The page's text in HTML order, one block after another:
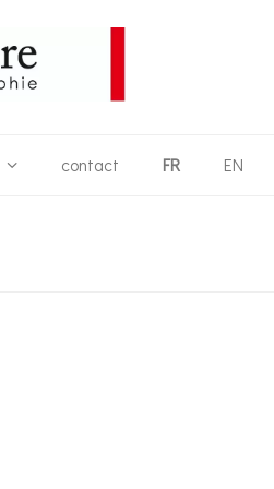
contact FR EN